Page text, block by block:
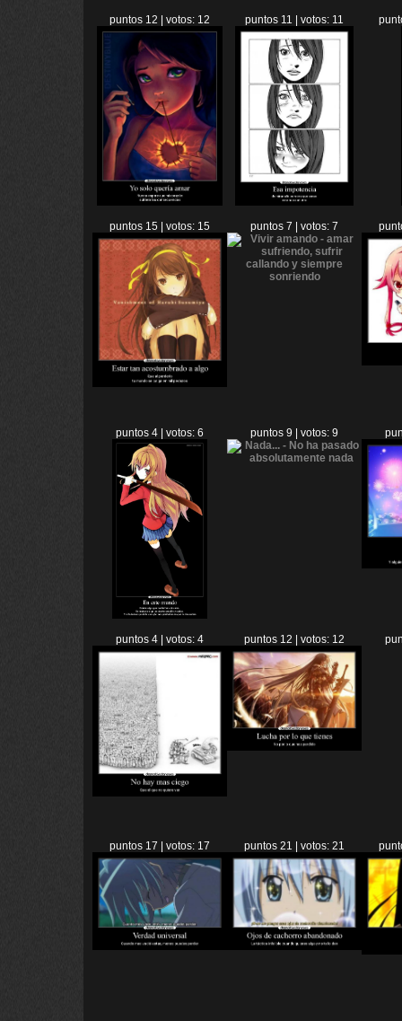
puntos 12 | votos: 12 puntos 11 | votos: 11
puntos 15 | votos: 15 puntos 7 | votos: 7
puntos 4 | votos: 6 puntos 9 | votos: 9
puntos 4 | votos: 4 puntos 12 | votos: 12
puntos 17 | votos: 17 puntos 21 | votos: 21